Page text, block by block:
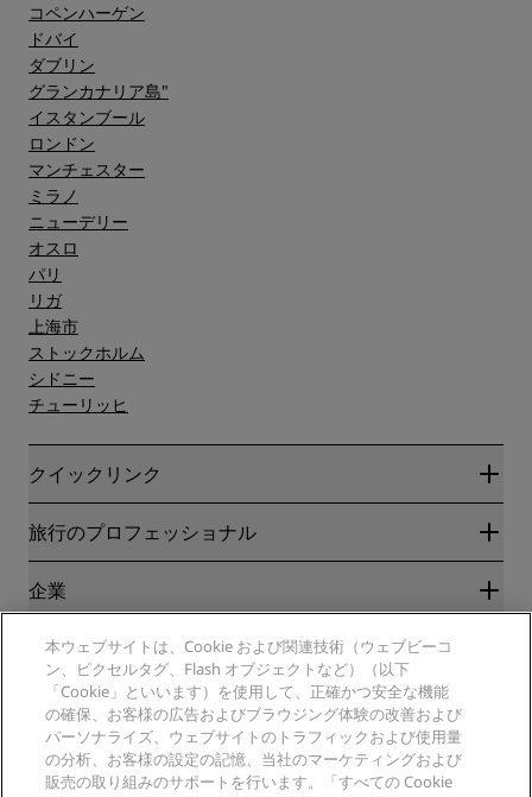
コペンハーゲン
ドバイ
ダブリン
グランカナリア島"
イスタンブール
ロンドン
マンチェスター
ミラノ
ニューデリー
オスロ
パリ
リガ
上海市
ストックホルム
シドニー
チューリッヒ
クイックリンク
Radisson Rewards
ブログ
目的地
ラディソンホテルアプリ
スポーツ認定ホテル
ファミリーフレンドリーホテル
健康と安全
旅行のプロフェッショナル
パートナー
旅行代理店
企業
Radisson Hotel Group
メディア
キャリアRHG
採用情報PPHE
採用情報EHL
The Club by RHG
法務
プライバシー通知
法的通知
Radisson Rewardsの利用規約
サイト使用許諾契約書
ヘルプ
消費者アラート
連絡先
ソーシャルメディア
本ウェブサイトは、Cookie および関連技術（ウェブビーコ
ン、ピクセルタグ、Flash オブジェクトなど）（以下
「Cookie」といいます）を使用して、正確かつ安全な機能
の確保、お客様の広告およびブラウジング体験の改善および
パーソナライズ、ウェブサイトのトラフィックおよび使用量
の分析、お客様の設定の記憶、当社のマーケティングおよび
販売の取り組みのサポートを行います。「すべての Cookie